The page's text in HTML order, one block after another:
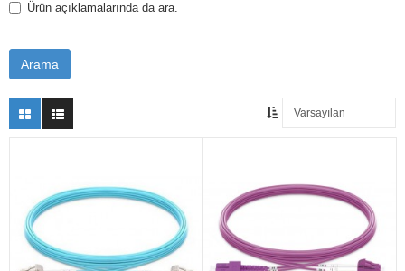
MEDİA CONVERTER
SFP MODÜL
KABİNET
İKİNCİ EL ÜRÜNLER
Karşılaştırma
Alışveriş Listem
Ürün açıklamalarında da ara.